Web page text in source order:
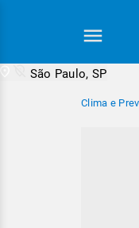
São Paulo, SP
Clima e